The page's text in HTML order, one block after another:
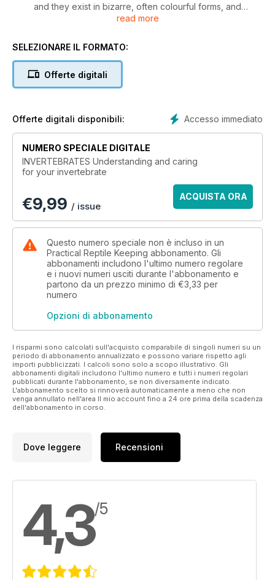
and they exist in bizarre, often colourful forms, and
frequently display
started to be
This is a unique guide to all the popular groups of terrestrial
giant millipedes to giant land snails. Some of these species
relatively
undemanding in terms of their care needs.
Drawing on the expertise of Practical Reptile Keeping
of contributors, this exciting 100 page publication is a guide
interested in keeping invertebrates will want to have as a
reference on
their shelves.
Aside from extensive coverage of the invertebrates
themselves, there
is detailed information relating to their care and breeding,
guidance about starting out with members of each particular
colour
photography, capturing the striking beauty of these
creatures.
It is the latest addition to our Practical Pets series of titles,
which
already covers lizards, snakes, amphibians and tortoises.
the set? If you have missed any of the previous titles, then
don’t worry.
You can obtain copies by calling 01959-541444 with a debit
Bookazines” section of the site.
Meanwhile, if you want to discover more about Practical
Keeping magazine itself, visit our website as below, for print
read more
SELEZIONARE IL FORMATO:
Offerte digitali
Accesso immediato
Offerte digitali disponibili:
NUMERO SPECIALE DIGITALE
INVERTEBRATES Understanding and caring
for your invertebrate
€9,99 / issue
ACQUISTA ORA
Questo numero speciale non è incluso in un
Practical Reptile Keeping abbonamento. Gli
abbonamenti includono l'ultimo numero regolare
e i nuovi numeri usciti durante l'abbonamento e
partono da un prezzo minimo di €3,33 per
numero
Opzioni di abbonamento
I risparmi sono calcolati sull'acquisto comparabile di singoli numeri su un
periodo di abbonamento annualizzato e possono variare rispetto agli
importi pubblicizzati. I calcoli sono solo a scopo illustrativo. Gli
abbonamenti digitali includono l'ultimo numero e tutti i numeri regolari
pubblicati durante l'abbonamento, se non diversamente indicato.
L'abbonamento scelto si rinnoverà automaticamente a meno che non
venga annullato nell'area Il mio account fino a 24 ore prima della scadenza
dell'abbonamento in corso.
Dove leggere Recensioni
4,3/5